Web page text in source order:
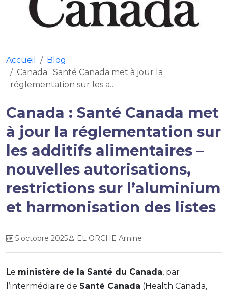
Accueil
Blog
Canada : Santé Canada met à jour la
réglementation sur les a…
Canada : Santé Canada met
à jour la réglementation sur
les additifs alimentaires –
nouvelles autorisations,
restrictions sur l’aluminium
et harmonisation des listes
5 octobre 2025 EL ORCHE Amine
Le ministère de la Santé du Canada, par
l’intermédiaire de Santé Canada (Health Canada,